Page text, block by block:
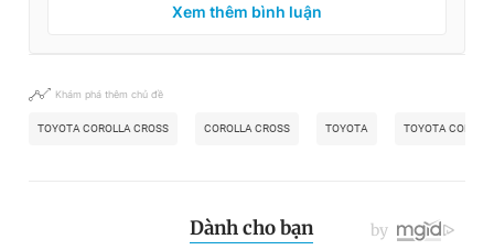
Xem thêm bình luận
Khám phá thêm chủ đề
TOYOTA COROLLA CROSS COROLLA CROSS TOYOTA TOYOTA